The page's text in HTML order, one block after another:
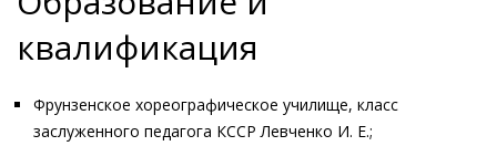
квалификация
Фрунзенское хореографическое училище, класс
заслуженного педагога КССР Левченко И. Е.;